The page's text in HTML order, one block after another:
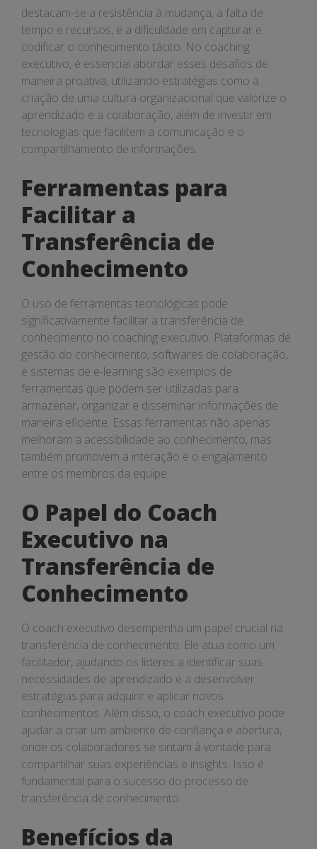
destacam-se a resistência à mudança, a falta de
tempo e recursos, e a dificuldade em capturar e
codificar o conhecimento tácito. No coaching
executivo, é essencial abordar esses desafios de
maneira proativa, utilizando estratégias como a
criação de uma cultura organizacional que valorize o
aprendizado e a colaboração, além de investir em
tecnologias que facilitem a comunicação e o
compartilhamento de informações.
Ferramentas para
Facilitar a
Transferência de
Conhecimento
O uso de ferramentas tecnológicas pode
significativamente facilitar a transferência de
conhecimento no coaching executivo. Plataformas de
gestão do conhecimento, softwares de colaboração,
e sistemas de e-learning são exemplos de
ferramentas que podem ser utilizadas para
armazenar, organizar e disseminar informações de
maneira eficiente. Essas ferramentas não apenas
melhoram a acessibilidade ao conhecimento, mas
também promovem a interação e o engajamento
entre os membros da equipe.
O Papel do Coach
Executivo na
Transferência de
Conhecimento
O coach executivo desempenha um papel crucial na
transferência de conhecimento. Ele atua como um
facilitador, ajudando os líderes a identificar suas
necessidades de aprendizado e a desenvolver
estratégias para adquirir e aplicar novos
conhecimentos. Além disso, o coach executivo pode
ajudar a criar um ambiente de confiança e abertura,
onde os colaboradores se sintam à vontade para
compartilhar suas experiências e insights. Isso é
fundamental para o sucesso do processo de
transferência de conhecimento.
Benefícios da